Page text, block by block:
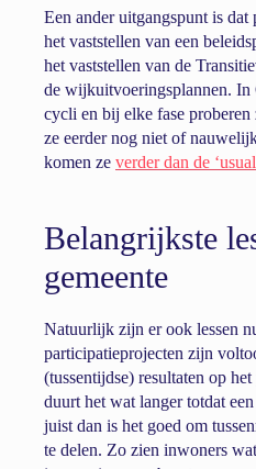
Een ander uitgangspunt is
het vaststellen van een
het vaststellen van de
de wijkuitvoeringsplannen. In
cycli en bij elke fase proberen
ze eerder nog niet of
komen ze verder dan de
Belangrijkste
gemeente
Natuurlijk zijn er ook lessen
participatieprojecten zijn
(tussentijdse) resultaten op
duurt het wat langer totdat
juist dan is het goed om
te delen. Zo zien inwoners